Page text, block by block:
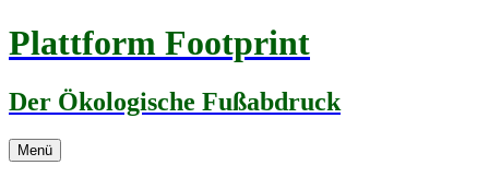
Zum
Inhalt
Plattform Footprint
Der Ökologische Fußabdruck
Menü